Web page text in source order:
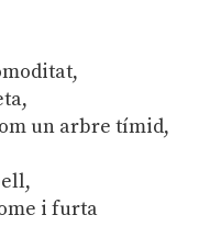
un arbre tímid,
i furta